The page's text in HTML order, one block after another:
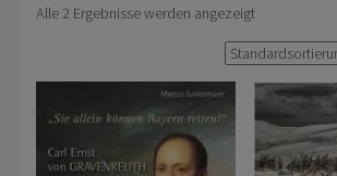
Alle 2 Ergebnisse werden angezeigt